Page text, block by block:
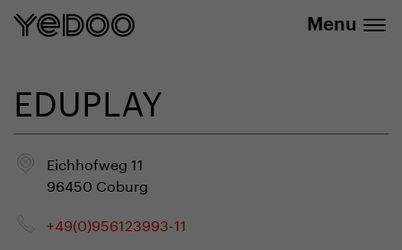
Menu
EDUPLAY
Eichhofweg 11
96450 Coburg
+49(0)956123993-11